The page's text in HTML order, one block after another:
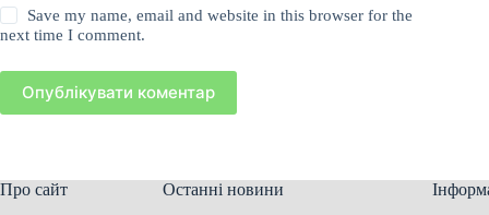
Save my name, email and website in this browser for the
next time I comment.
Опублікувати коментар
Про сайт
Останні новини